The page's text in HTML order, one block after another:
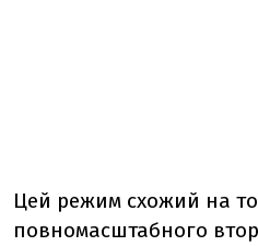
Цей режим схожий на
повномасштабного